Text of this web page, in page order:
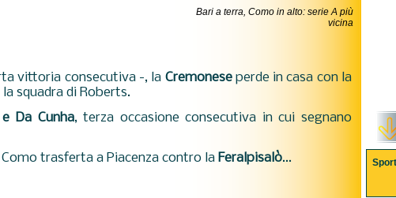
Bari a terra, Como in alto: serie A più
vicina
vittoria consecutiva -, la Cremoneseperde in casa con la
squadra di Roberts.
Da Cunha, terza occasione consecutiva in cui segnano
trasferta a Piacenza contro la Feralpisalò... Sport